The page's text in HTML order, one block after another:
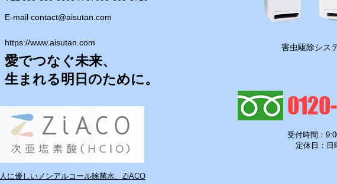
E-mail contact@aisutan.com
https://www.aisutan.com
愛でつなぐ未来、
​生まれる明日のために。
害虫駆除シス
受付時間：
定休日：日
人に優しいノンアルコール除菌水、ZiACO